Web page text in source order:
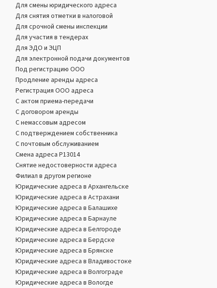
Для смены юридического адреса
Для снятия отметки в налоговой
Для срочной смены инспекции
Для участия в тендерах
Для ЭДО и ЭЦП
Для электронной подачи документов
Под регистрацию ООО
Продление аренды адреса
Регистрация ООО адреса
С актом приема-передачи
С договором аренды
С немассовым адресом
С подтверждением собственника
С почтовым обслуживанием
Смена адреса Р13014
Снятие недостоверности адреса
Филиал в другом регионе
Юридические адреса в Архангельске
Юридические адреса в Астрахани
Юридические адреса в Балашихе
Юридические адреса в Барнауле
Юридические адреса в Белгороде
Юридические адреса в Бердске
Юридические адреса в Брянске
Юридические адреса в Владивостоке
Юридические адреса в Волгограде
Юридические адреса в Вологде